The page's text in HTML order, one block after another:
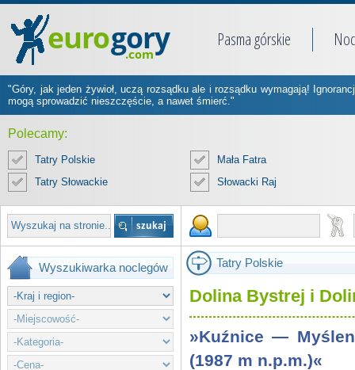
Pasma górskie
"Góry, jak jeden żywioł, uczą rozsądku ale i rozsądku wymagają!
mogą sprowadzić nieszczęście, a nawet śmierć."
Polecamy:
Tatry Polskie
Mała Fatra
Tatry Słowackie
Słowacki Raj
Tatry Polskie
Dolina Bystrej i
»Kuźnice —
(1987 m n.p.m.)«
Wyszukiwarka noclegów